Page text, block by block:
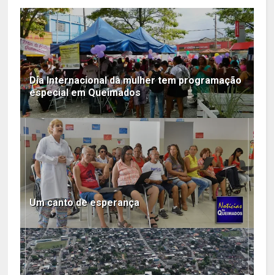
Dia Internacional da mulher tem programação
especial em Queimados
Um canto de esperança